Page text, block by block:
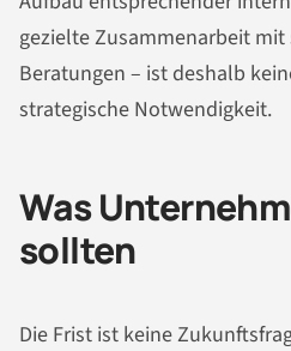
gezielte Zusammenarbeit
Beratungen – ist deshalb
strategische Notwendigkeit.
Was
sollten
Die Frist ist keine